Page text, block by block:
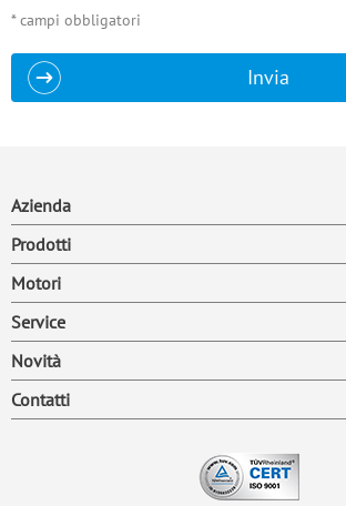
* campi obbligatori
Invia
Azienda
Prodotti
Motori
Service
Novità
Contatti